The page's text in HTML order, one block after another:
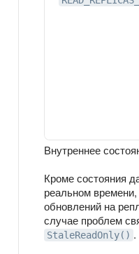
Внутреннее
Кроме состояния
реальном
обновлений на
случае проблем
StaleReadOnly() .